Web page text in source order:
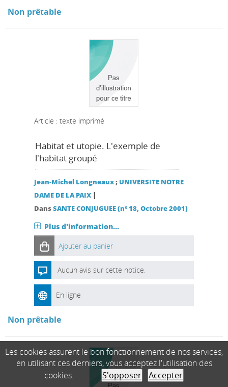
Non prêtable
Article : texte imprimé
Habitat et utopie. L'exemple de
l'habitat groupé
Jean-Michel Longneaux; UNIVERSITE NOTRE
DAME DE LA PAIX |
DansSANTE CONJUGUEE (n° 18, Octobre 2001)
Plus d'information...
Ajouter au panier
Aucun avis sur cette notice.
En ligne
Non prêtable
Les cookies assurent le bon fonctionnement de nos services,
en utilisant ces derniers, vous acceptez l'utilisation des
cookies.
S'opposer Accepter